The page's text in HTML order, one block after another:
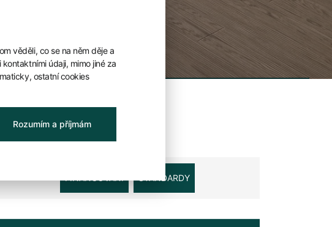
STANDARDY
věděli, co se na něm děje a
údaji, mimo jiné za
ostatní cookies
Rozumím a příjmám